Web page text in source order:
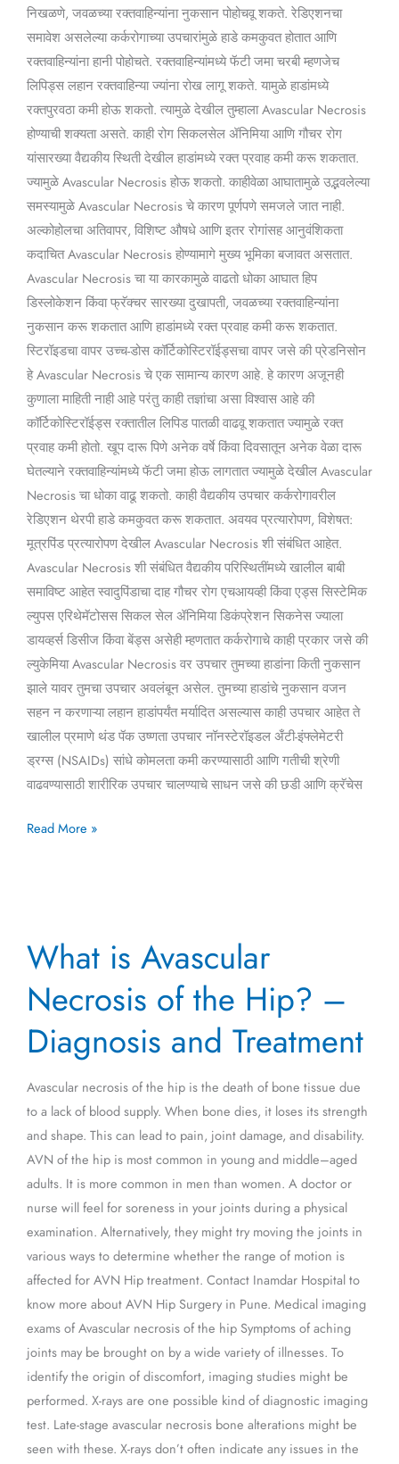
निखळणे, जवळच्या रक्तवाहिन्यांना नुकसान पोहोचवू शकते. रेडिएशनचा
समावेश असलेल्या कर्करोगाच्या उपचारांमुळे हाडे कमकुवत होतात आणि
रक्तवाहिन्यांना हानी पोहोचते. रक्तवाहिन्यांमध्ये फॅटी जमा चरबी म्हणजेच
लिपिड्स लहान रक्तवाहिन्या ज्यांना रोख लागू शकते. यामुळे हाडांमध्ये
रक्तपुरवठा कमी होऊ शकतो. त्यामुळे देखील तुम्हाला Avascular Necrosis
होण्याची शक्यता असते. काही रोग सिकलसेल ॲनिमिया आणि गौचर रोग
यांसारख्या वैद्यकीय स्थिती देखील हाडांमध्ये रक्त प्रवाह कमी करू शकतात.
ज्यामुळे Avascular Necrosis होऊ शकतो. काहीवेळा आघातामुळे उद्भवलेल्या
समस्यामुळे Avascular Necrosis चे कारण पूर्णपणे समजले जात नाही.
अल्कोहोलचा अतिवापर, विशिष्ट औषधे आणि इतर रोगांसह आनुवंशिकता
कदाचित Avascular Necrosis होण्यामागे मुख्य भूमिका बजावत असतात.
Avascular Necrosis चा या कारकामुळे वाढतो धोका आघात हिप
डिस्लोकेशन किंवा फ्रॅक्चर सारख्या दुखापती, जवळच्या रक्तवाहिन्यांना
नुकसान करू शकतात आणि हाडांमध्ये रक्त प्रवाह कमी करू शकतात.
स्टिरॉइडचा वापर उच्च-डोस कॉर्टिकोस्टिरॉईड्सचा वापर जसे की प्रेडनिसोन
हे Avascular Necrosis चे एक सामान्य कारण आहे. हे कारण अजूनही
कुणाला माहिती नाही आहे परंतु काही तज्ञांचा असा विश्वास आहे की
कॉर्टिकोस्टिरॉईड्स रक्तातील लिपिड पातळी वाढवू शकतात ज्यामुळे रक्त
प्रवाह कमी होतो. खूप दारू पिणे अनेक वर्षे किंवा दिवसातून अनेक वेळा दारू
घेतल्याने रक्तवाहिन्यांमध्ये फॅटी जमा होऊ लागतात ज्यामुळे देखील Avascular
Necrosis चा धोका वाढू शकतो. काही वैद्यकीय उपचार कर्करोगावरील
रेडिएशन थेरपी हाडे कमकुवत करू शकतात. अवयव प्रत्यारोपण, विशेषत:
मूत्रपिंड प्रत्यारोपण देखील Avascular Necrosis शी संबंधित आहेत.
Avascular Necrosis शी संबंधित वैद्यकीय परिस्थितींमध्ये खालील बाबी
समाविष्ट आहेत स्वादुपिंडाचा दाह गौचर रोग एचआयव्ही किंवा एड्स सिस्टेमिक
ल्युपस एरिथेमॅटोसस सिकल सेल ॲनिमिया डिकंप्रेशन सिकनेस ज्याला
डायव्हर्स डिसीज किंवा बेंड्स असेही म्हणतात कर्करोगाचे काही प्रकार जसे की
ल्युकेमिया Avascular Necrosis वर उपचार तुमच्या हाडांना किती नुकसान
झाले यावर तुमचा उपचार अवलंबून असेल. तुमच्या हाडांचे नुकसान वजन
सहन न करणाऱ्या लहान हाडांपर्यंत मर्यादित असल्यास काही उपचार आहेत ते
खालील प्रमाणे थंड पॅक उष्णता उपचार नॉनस्टेरॉइडल अँटी-इंफ्लेमेटरी
ड्रग्स (NSAIDs) सांधे कोमलता कमी करण्यासाठी आणि गतीची श्रेणी
वाढवण्यासाठी शारीरिक उपचार चालण्याचे साधन जसे की छडी आणि क्रॅचेस
Read More »
What is Avascular
Necrosis of the Hip? –
Diagnosis and Treatment
Avascular necrosis of the hip is the death of bone tissue due
to a lack of blood supply. When bone dies, it loses its strength
and shape. This can lead to pain, joint damage, and disability.
AVN of the hip is most common in young and middle–aged
adults. It is more common in men than women. A doctor or
nurse will feel for soreness in your joints during a physical
examination. Alternatively, they might try moving the joints in
various ways to determine whether the range of motion is
affected for AVN Hip treatment. Contact Inamdar Hospital to
know more about AVN Hip Surgery in Pune. Medical imaging
exams of Avascular necrosis of the hip Symptoms of aching
joints may be brought on by a wide variety of illnesses. To
identify the origin of discomfort, imaging studies might be
performed. X-rays are one possible kind of diagnostic imaging
test. Late-stage avascular necrosis bone alterations might be
seen with these. X-rays don’t often indicate any issues in the
is
Avascular
Necrosis
the
–
Diagnosis
and
Treatment